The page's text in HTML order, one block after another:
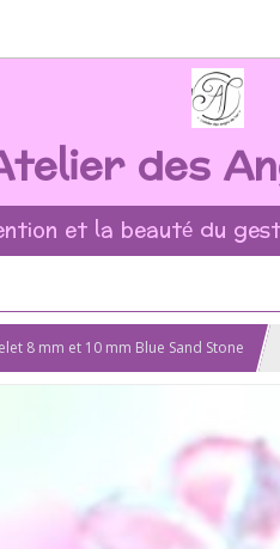
des
et la beauté du
8 mm et 10 mm Blue Sand Stone